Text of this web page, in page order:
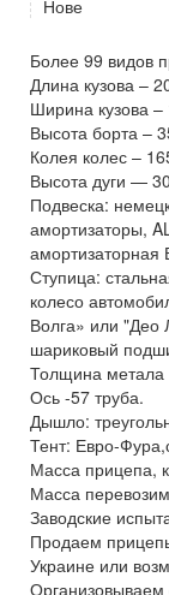
Нове
Более 99 видов
Длина кузова –
Ширина кузова
Высота борта –
Колея колес –
Высота дуги —
Подвеска:
амортизаторы,
амортизаторная
Ступица:
колесо
Волга» или "Део
шариковый
Толщина
Ось -57 труба.
Дышло:
Тент: Евро-
Масса прицепа,
Масса
Заводские
Продаем
Украине или
Организовываем